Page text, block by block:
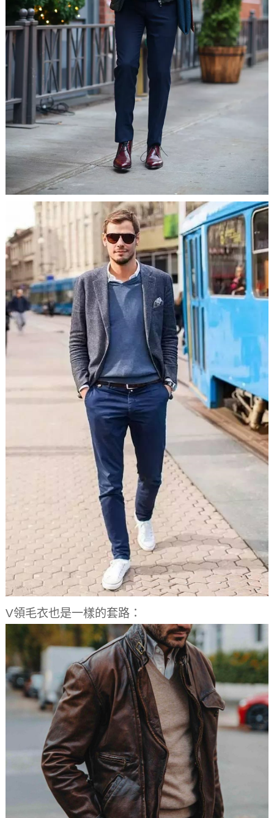
V領毛衣也是一樣的套路：